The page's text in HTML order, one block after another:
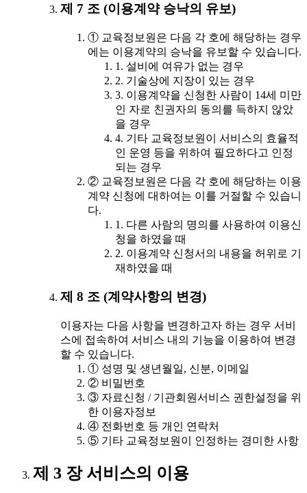
제 7 조 (이용계약 승낙의 유보)
① 교육정보원은 다음 각 호에 해당하는 경우
에는 이용계약의 승낙을 유보할 수 있습니다.
1. 설비에 여유가 없는 경우
2. 기술상에 지장이 있는 경우
3. 이용계약을 신청한 사람이 14세 미만
인 자로 친권자의 동의를 득하지 않았
을 경우
4. 기타 교육정보원이 서비스의 효율적
인 운영 등을 위하여 필요하다고 인정
되는 경우
② 교육정보원은 다음 각 호에 해당하는 이용
계약 신청에 대하여는 이를 거절할 수 있습니
다.
1. 다른 사람의 명의를 사용하여 이용신
청을 하였을 때
2. 이용계약 신청서의 내용을 허위로 기
재하였을 때
제 8 조 (계약사항의 변경)
이용자는 다음 사항을 변경하고자 하는 경우 서비
스에 접속하여 서비스 내의 기능을 이용하여 변경
할 수 있습니다.
① 성명 및 생년월일, 신분, 이메일
② 비밀번호
③ 자료신청 / 기관회원서비스 권한설정을 위
한 이용자정보
④ 전화번호 등 개인 연락처
⑤ 기타 교육정보원이 인정하는 경미한 사항
제 3 장 서비스의 이용